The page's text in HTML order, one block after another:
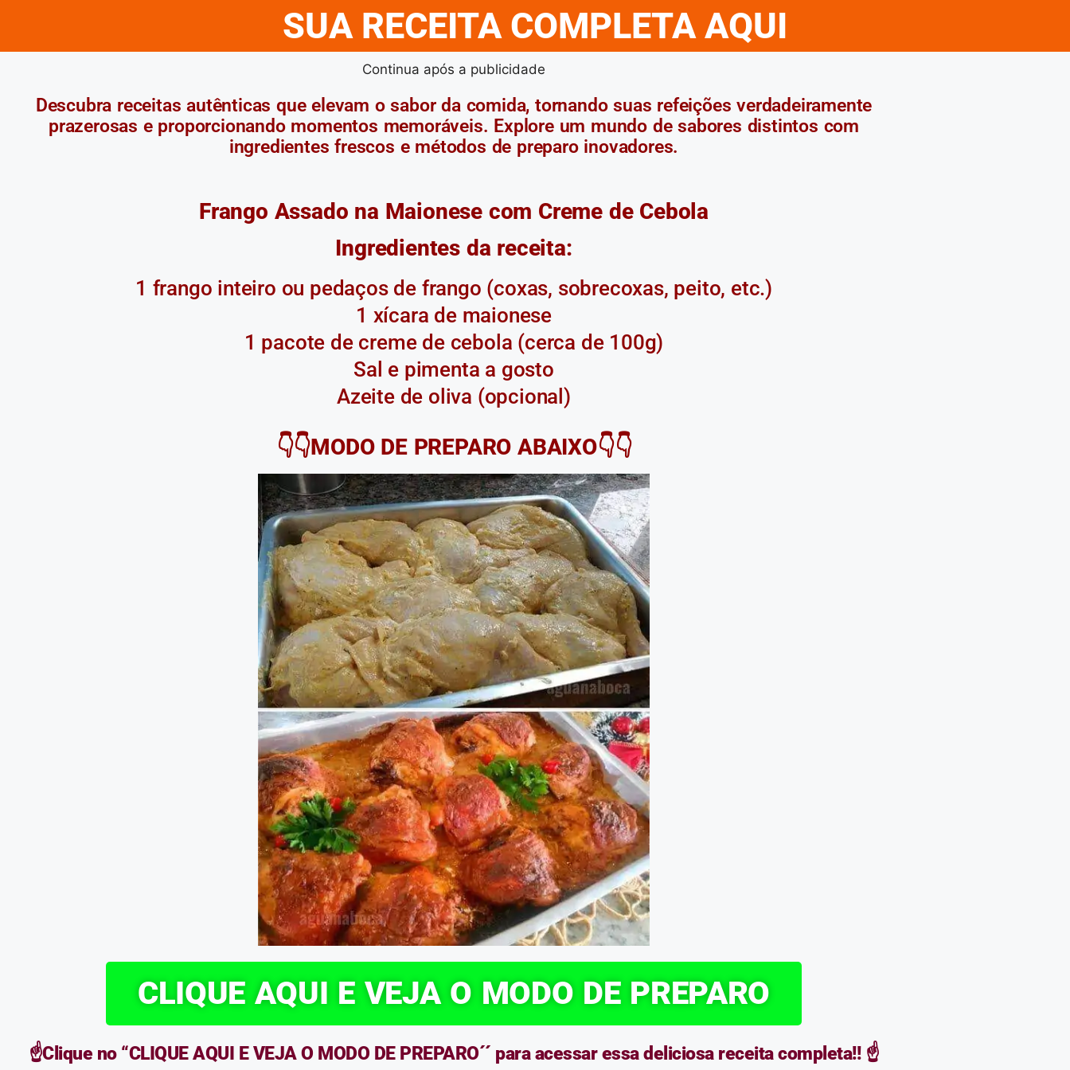
SUA RECEITA COMPLETA AQUI
Continua após a publicidade
Descubra receitas autênticas que elevam o sabor da comida, tornando suas refeições verdadeiramente
prazerosas e proporcionando momentos memoráveis. Explore um mundo de sabores distintos com
ingredientes frescos e métodos de preparo inovadores.
Frango Assado na Maionese com Creme de Cebola
Ingredientes da receita:
1 frango inteiro ou pedaços de frango (coxas, sobrecoxas, peito, etc.)
1 xícara de maionese
1 pacote de creme de cebola (cerca de 100g)
Sal e pimenta a gosto
Azeite de oliva (opcional)
👇👇MODO DE PREPARO ABAIXO👇👇
CLIQUE AQUI E VEJA O MODO DE PREPARO
☝️Clique no “CLIQUE AQUI E VEJA O MODO DE PREPARO´´ para acessar essa deliciosa receita completa!! ☝️